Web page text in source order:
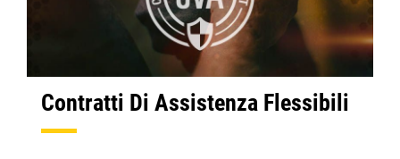
Contratti Di Assistenza Flessibili